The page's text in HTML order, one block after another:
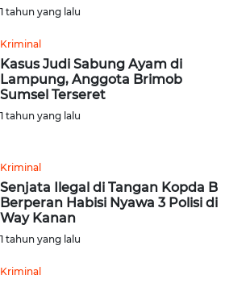
1 tahun yang lalu
Kriminal
Kasus Judi Sabung Ayam di
Lampung, Anggota Brimob
Sumsel Terseret
1 tahun yang lalu
Kriminal
Senjata Ilegal di Tangan Kopda B
Berperan Habisi Nyawa 3 Polisi di
Way Kanan
1 tahun yang lalu
Kriminal